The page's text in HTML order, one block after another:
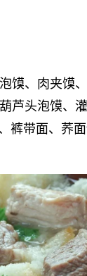
馍、肉夹馍
芦头泡馍、
裤带面、荞